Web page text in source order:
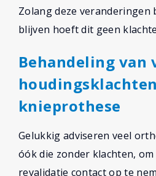
Zolang deze veranderingen
blijven hoeft dit geen
Behandeling van
knieprothese
Gelukkig adviseren veel
óók die zonder klachten,
revalidatie contact op te